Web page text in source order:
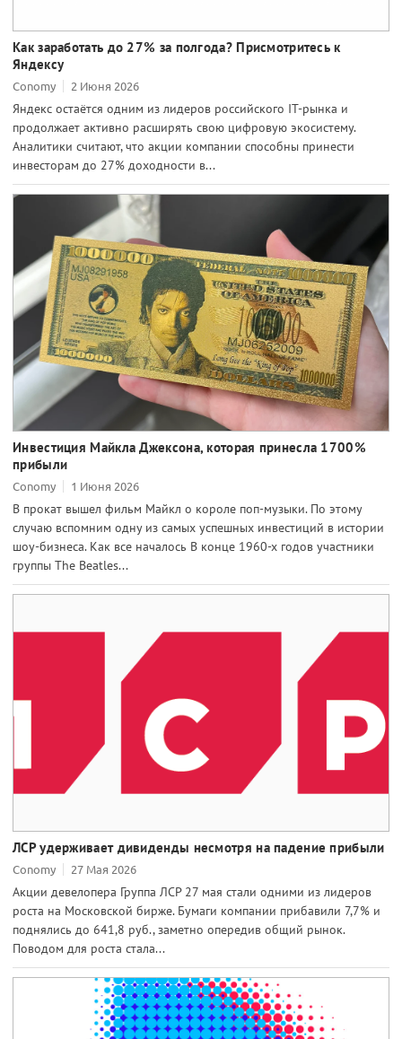
Как заработать до 27% за полгода? Присмотритесь к
Яндексу
Conomy 2 Июня 2026
Яндекс остаётся одним из лидеров российского IT-рынка и
продолжает активно расширять свою цифровую экосистему.
Аналитики считают, что акции компании способны принести
инвесторам до 27% доходности в...
Инвестиция Майкла Джексона, которая принесла 1700%
прибыли
Conomy 1 Июня 2026
В прокат вышел фильм Майкл о короле поп-музыки. По этому
случаю вспомним одну из самых успешных инвестиций в истории
шоу-бизнеса. Как все началось В конце 1960-х годов участники
группы The Beatles...
ЛСР удерживает дивиденды несмотря на падение прибыли
Conomy 27 Мая 2026
Акции девелопера Группа ЛСР 27 мая стали одними из лидеров
роста на Московской бирже. Бумаги компании прибавили 7,7% и
поднялись до 641,8 руб., заметно опередив общий рынок.
Поводом для роста стала...